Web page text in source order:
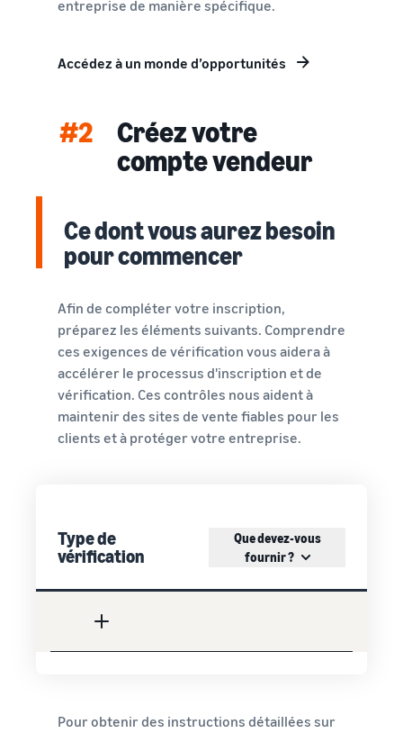
entreprise de manière spécifique.
Accédez à un monde d’opportunités
#2
Créez votre
compte vendeur
Ce dont vous aurez besoin
pour commencer
Afin de compléter votre inscription,
préparez les éléments suivants. Comprendre
ces exigences de vérification vous aidera à
accélérer le processus d'inscription et de
vérification. Ces contrôles nous aident à
maintenir des sites de vente fiables pour les
clients et à protéger votre entreprise.
Type de
vérification
Que devez-vous
fournir ?
Pour obtenir des instructions détaillées sur